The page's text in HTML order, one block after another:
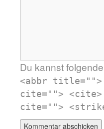
Du kannst folgende
<abbr title="">
cite=""> <cite>
cite="">